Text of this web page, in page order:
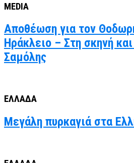
MEDIA
Αποθέωση για τον
Ηράκλειο – Στη σκηνή
Σαμόλης
ΕΛΛΑΔΑ
Μεγάλη πυρκαγιά στα